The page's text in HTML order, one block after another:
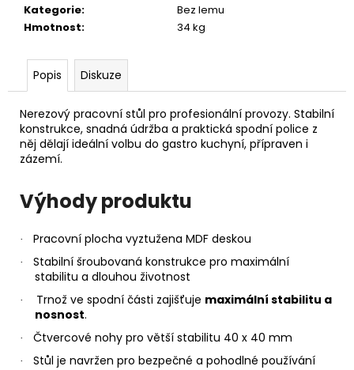
Kategorie:
Bez lemu
Hmotnost: 34 kg
Popis Diskuze
Nerezový pracovní stůl pro profesionální provozy. Stabilní
konstrukce, snadná údržba a praktická spodní police z
něj dělají ideální volbu do gastro kuchyní, přípraven i
zázemí.
Výhody produktu
· Pracovní plocha vyztužena MDF deskou
·
Stabilní šroubovaná konstrukce pro maximální
stabilitu a dlouhou životnost
· Trnož ve spodní části zajišťuje maximální stabilitu a
nosnost.
· Čtvercové nohy pro větší stabilitu 40 x 40 mm
· Stůl je navržen pro bezpečné a pohodlné používání